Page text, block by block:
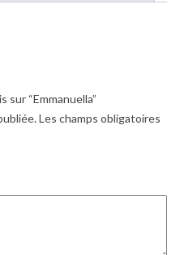
sur “Emmanuella”
Les champs obligatoires